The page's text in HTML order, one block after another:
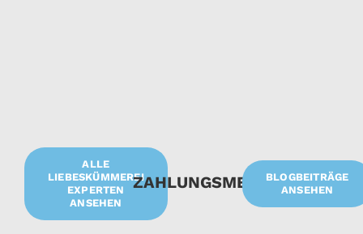
ALLE
LIEBESKÜMMEREI
EXPERTEN
ANSEHEN
ZAHLUNGSMETHODEN
BLOGBEITRÄGE
ANSEHEN